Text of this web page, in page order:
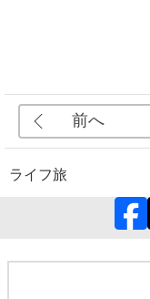
前へ
ライフ旅